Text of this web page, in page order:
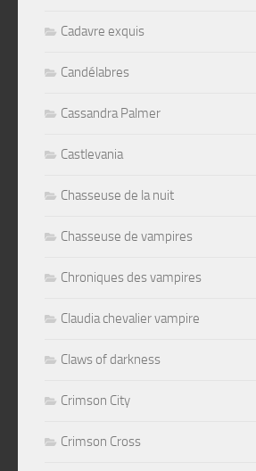
Cadavre exquis
Candélabres
Cassandra Palmer
Castlevania
Chasseuse de la nuit
Chasseuse de vampires
Chroniques des vampires
Claudia chevalier vampire
Claws of darkness
Crimson City
Crimson Cross